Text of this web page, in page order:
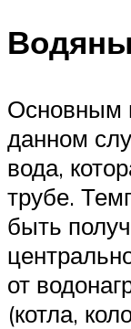
Основным
данном
вода,
трубе.
быть
от
(котла,